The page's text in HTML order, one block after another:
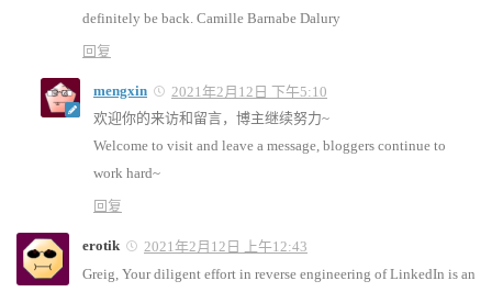
definitely be back. Camille Barnabe Dalury
回复
mengxin
2021年2月12日 下午5:10
欢迎你的来访和留言，博主继续努力~
Welcome to visit and leave a message, bloggers continue to
work hard~
回复
erotik
2021年2月12日 上午12:43
Greig, Your diligent effort in reverse engineering of LinkedIn is an